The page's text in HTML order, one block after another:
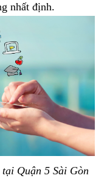
nhất định.
Quận 5 Sài Gòn